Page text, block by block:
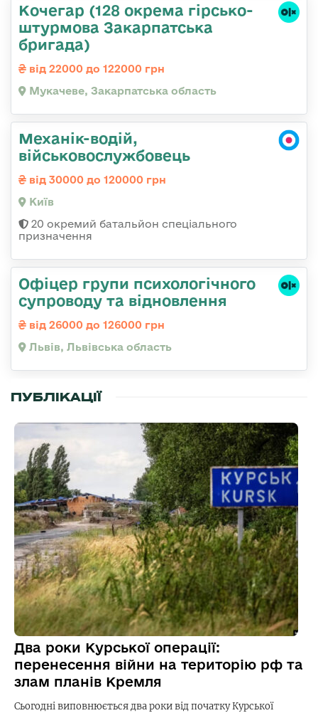
Кочегар (128 окрема гірсько-
штурмова Закарпатська
бригада)
від 22000 до 122000 грн
Мукачеве, Закарпатська область
Механік-водій,
військовослужбовець
від 30000 до 120000 грн
Київ
20 окремий батальйон спеціального
призначення
Офіцер групи психологічного
супроводу та відновлення
від 26000 до 126000 грн
Львів, Львівська область
ПУБЛІКАЦІЇ
Два роки Курської операції:
перенесення війни на територію рф та
злам планів Кремля
Сьогодні виповнюється два роки від початку Курської